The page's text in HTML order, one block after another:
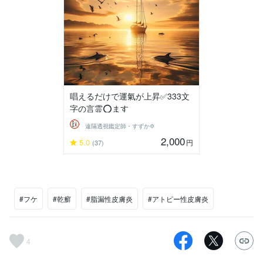
唱えるだけで運氣が上昇✅333文
字の言霊⭕ます
遠隔透視鑑定師・すずか✡
5.0 (37) 2,000円
#フケ #乾癬 #脂漏性皮膚炎 #アトピー性皮膚炎
4